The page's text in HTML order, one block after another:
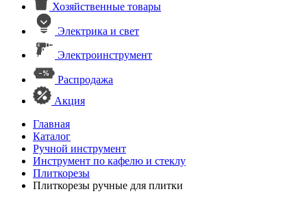
Хозяйственные товары
Электрика и свет
Электроинструмент
Распродажа
Акция
Главная
Каталог
Ручной инструмент
Инструмент по кафелю и стеклу
Плиткорезы
Плиткорезы ручные для плитки